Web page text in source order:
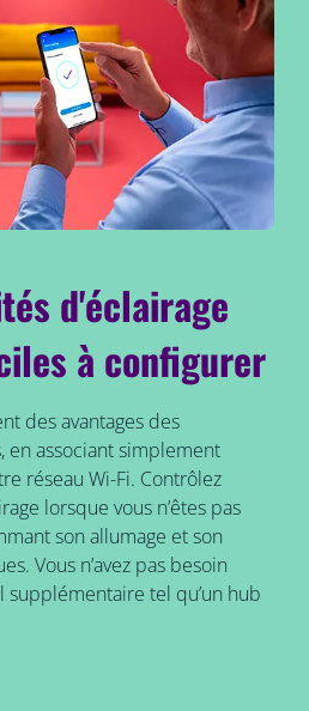
d'éclairage
à configurer
des avantages des
en associant simplement
réseau Wi-Fi. Contrôlez
lorsque vous n’êtes pas
son allumage et son
Vous n’avez pas besoin
supplémentaire tel qu’un hub